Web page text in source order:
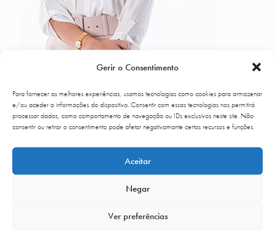
Gerir o Consentimento
Para fornecer as melhores experiências, usamos tecnologias como cookies para armazenar
e/ou aceder a informações do dispositivo. Consentir com essas tecnologias nos permitirá
processar dados, como comportamento de navegação ou IDs exclusivos neste site. Não
consentir ou retirar o consentimento pode afetar negativamante certos recursos e funções.
Aceitar
Negar
Ver preferências
Front Officer com muito
orgulho
Read more